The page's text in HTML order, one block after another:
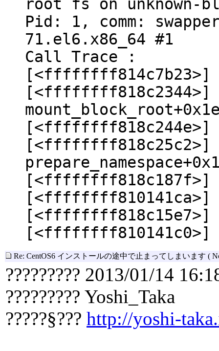
root fs on unknown-
Pid: 1, comm:
71.el6.x86_64 #1
Call Trace :
[<ffffffff814c7b23>]
[<ffffffff818c2344>]
[<ffffffff818c244e>]
[<ffffffff818c25c2>]
[<ffffffff818c187f>]
[<ffffffff810141ca>]
[<ffffffff818c15e7>]
[<ffffffff810141c0>]
Re: CentOS6 インストールの途中で止まってしまいます (
????????? 2013/01/14
????????? Yoshi_Taka
?????§??? http://yoshi-